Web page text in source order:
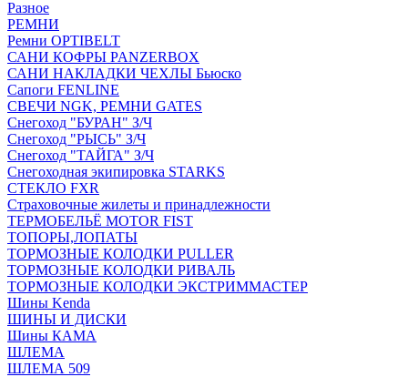
Разное
РЕМНИ
Ремни OPTIBELT
САНИ КОФРЫ PANZERBOX
САНИ НАКЛАДКИ ЧЕХЛЫ Бьюско
Сапоги FENLINE
СВЕЧИ NGK, РЕМНИ GATES
Снегоход "БУРАН" З/Ч
Снегоход "РЫСЬ" З/Ч
Снегоход "ТАЙГА" З/Ч
Снегоходная экипировка STARKS
СТЕКЛО FXR
Страховочные жилеты и принадлежности
ТЕРМОБЕЛЬЁ MOTOR FIST
ТОПОРЫ,ЛОПАТЫ
ТОРМОЗНЫЕ КОЛОДКИ PULLER
ТОРМОЗНЫЕ КОЛОДКИ РИВАЛЬ
ТОРМОЗНЫЕ КОЛОДКИ ЭКСТРИММАСТЕР
Шины Kenda
ШИНЫ И ДИСКИ
Шины КАМА
ШЛЕМА
ШЛЕМА 509